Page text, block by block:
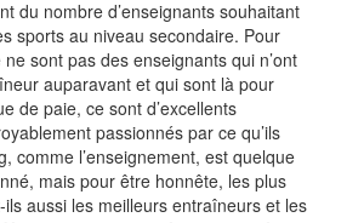
du nombre d’enseignants souhaitant
sports au niveau secondaire. Pour
sont pas des enseignants qui n’ont
auparavant et qui sont là pour
de paie, ce sont d’excellents
passionnés par ce qu’ils
comme l’enseignement, est quelque
mais pour être honnête, les plus
aussi les meilleurs entraîneurs et les